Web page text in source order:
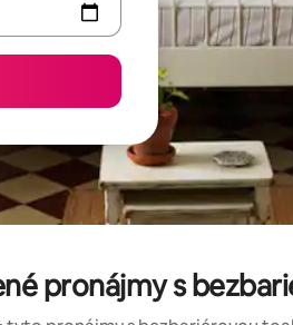
pronájmy s